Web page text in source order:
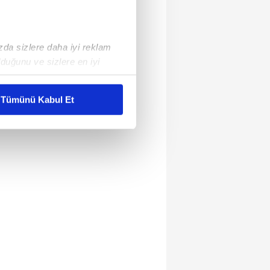
sizlere daha iyi reklam
ve sizlere en iyi
karşılamak
kullanılmaktadır. Bu
sunulması
ve sizlere yönelik
detaylı bilgi için Ayarlar
Tümünü Kabul Et